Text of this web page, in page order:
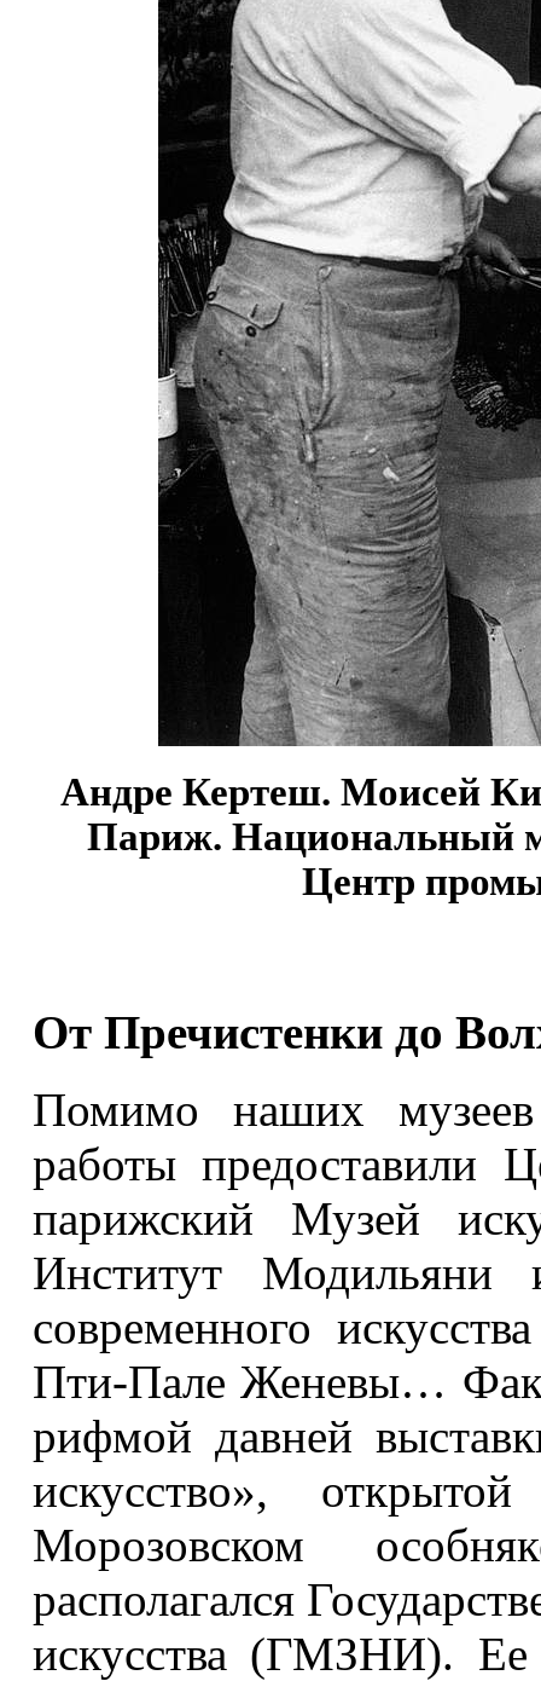
Андре Кертеш. Моисей
Париж. Национальный
Центр
От Пречистенки до
Помимо наших музеев
работы
парижский Музей
Институт
современного
Пти-Пале Женевы…
рифмой давней
искусство»,
Морозовском
располагался
искусства (ГМЗНИ).